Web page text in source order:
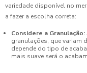
variedade disponível no
a fazer a escolha correta:
Considere a Granulação:
granulações, que variam
depende do tipo de
mais suave será o